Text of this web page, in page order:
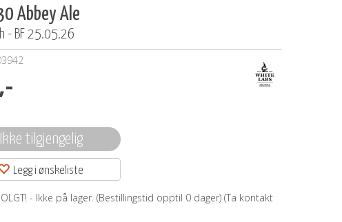
Abbey Ale
- BF 25.05.26
Ikke tilgjengelig
Legg i ønskeliste
- Ikke på lager. (Bestillingstid opptil 0 dager) (Ta kontakt